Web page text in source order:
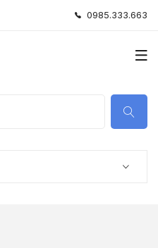
0985.333.663